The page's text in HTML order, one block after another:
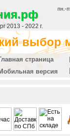
2013 - 2022 г.
пн.-
выбор
страница
версия